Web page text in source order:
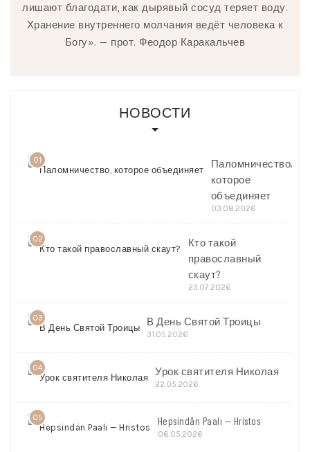
лишают благодати, как дырявый сосуд теряет воду.
Хранение внутреннего молчания ведёт человека к
Богу». — прот. Феодор Каракальчев
НОВОСТИ
01
Паломничество,
которое
объединяет
03.08.2026
02
Кто такой
православный
скаут?
23.07.2026
03 В День Святой Троицы
31.05.2026
04 Урок святителя Николая
22.05.2026
05 Hepsindän Paalı — Hristos
06.05.2026